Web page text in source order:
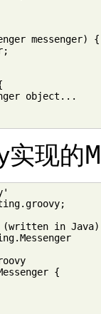
messenger) {
object...
实现的
in
{